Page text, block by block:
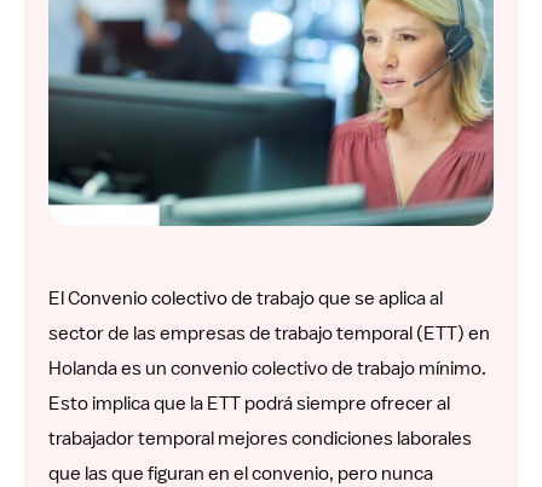
El Convenio colectivo de trabajo que se aplica al
sector de las empresas de trabajo temporal (ETT) en
Holanda es un convenio colectivo de trabajo mínimo.
Esto implica que la ETT podrá siempre ofrecer al
trabajador temporal mejores condiciones laborales
que las que figuran en el convenio, pero nunca